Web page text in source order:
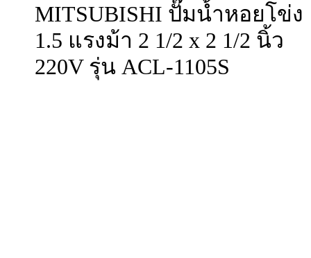
MITSUBISHI ปั๊มน้ำหอยโข่ง
1.5 แรงม้า 2 1/2 x 2 1/2 นิ้ว
220V รุ่น ACL-1105S